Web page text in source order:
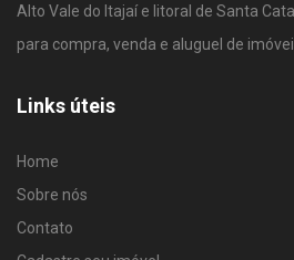
Alto Vale do Itajaí e litoral de Santa
para compra, venda e aluguel de
Links úteis
Home
Sobre nós
Contato